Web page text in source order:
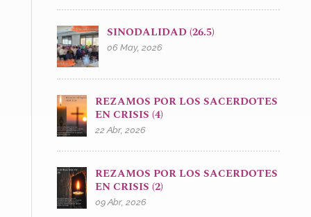
SINODALIDAD (26.5)
06 May, 2026
REZAMOS POR LOS SACERDOTES
EN CRISIS (4)
22 Abr, 2026
REZAMOS POR LOS SACERDOTES
EN CRISIS (2)
09 Abr, 2026